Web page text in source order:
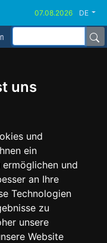
uns
und
ein
und
an Ihre
Technologien
zu
unsere
Website
DE